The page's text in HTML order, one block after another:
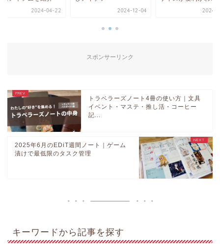
2024-04-22 2024-12-04 2024-
スポンサーリンク
トラベラーズノート4冊の使い方｜文具
イベント・マステ・推し活・コーヒー
記...
2025年6月のEDiT週間ノート｜ゲーム
漬けで最低限のタスク管理
キーワードから記事を探す